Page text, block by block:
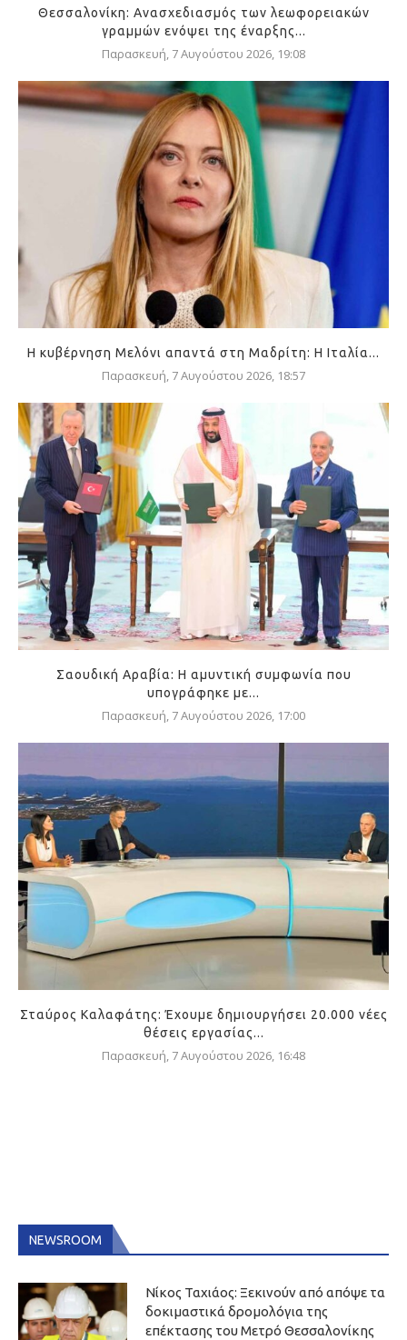
Θεσσαλονίκη: Ανασχεδιασμός των λεωφορειακών
γραμμών ενόψει της έναρξης...
Παρασκευή, 7 Αυγούστου 2026, 19:08
Η κυβέρνηση Μελόνι απαντά στη Μαδρίτη: Η Ιταλία...
Παρασκευή, 7 Αυγούστου 2026, 18:57
Σαουδική Αραβία: Η αμυντική συμφωνία που
υπογράφηκε με...
Παρασκευή, 7 Αυγούστου 2026, 17:00
Σταύρος Καλαφάτης: Έχουμε δημιουργήσει 20.000 νέες
θέσεις εργασίας...
Παρασκευή, 7 Αυγούστου 2026, 16:48
NEWSROOM
Νίκος Ταχιάος: Ξεκινούν από απόψε τα
δοκιμαστικά δρομολόγια της
επέκτασης του Μετρό Θεσσαλονίκης